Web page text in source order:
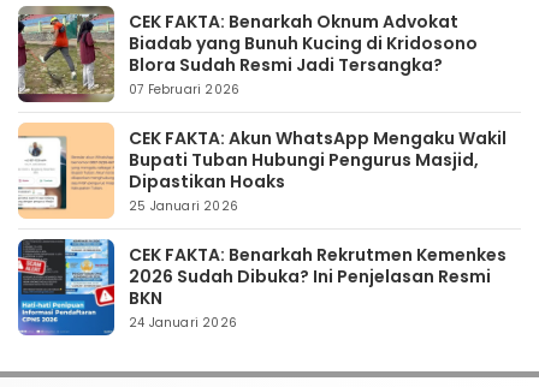
CEK FAKTA: Benarkah Oknum Advokat
Biadab yang Bunuh Kucing di Kridosono
Blora Sudah Resmi Jadi Tersangka?
07 Februari 2026
CEK FAKTA: Akun WhatsApp Mengaku Wakil
Bupati Tuban Hubungi Pengurus Masjid,
Dipastikan Hoaks
25 Januari 2026
CEK FAKTA: Benarkah Rekrutmen Kemenkes
2026 Sudah Dibuka? Ini Penjelasan Resmi
BKN
24 Januari 2026